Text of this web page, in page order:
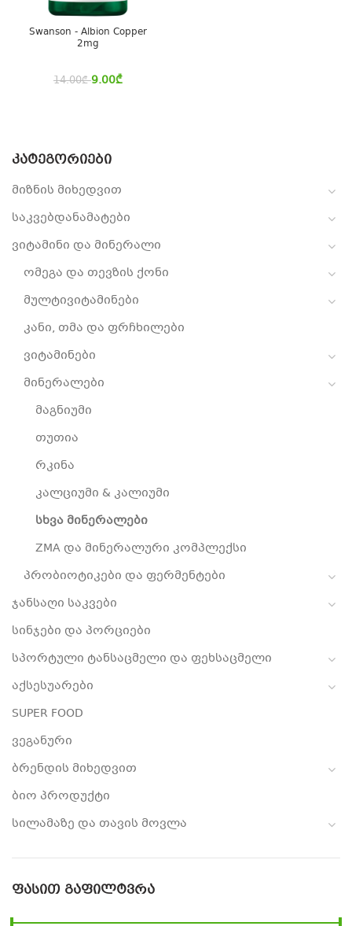
ᲙᲐᲢᲔᲒᲝᲠᲘᲔᲑᲘ
მიზნის მიხედვით
საკვებდანამატები
ვიტამინი და მინერალი
ომეგა და თევზის ქონი
მულტივიტამინები
კანი, თმა და ფრჩხილები
ვიტამინები
მინერალები
მაგნიუმი
თუთია
რკინა
კალციუმი & კალიუმი
სხვა მინერალები
ZMA და მინერალური კომპლექსი
პრობიოტიკები და ფერმენტები
ჯანსაღი საკვები
სინჯები და პორციები
სპორტული ტანსაცმელი და ფეხსაცმელი
აქსესუარები
SUPER FOOD
ვეგანური
ბრენდის მიხედვით
ბიო პროდუქტი
სილამაზე და თავის მოვლა
ᲤᲐᲡᲘᲗ ᲒᲐᲤᲘᲚᲢᲕᲠᲐ
Swanson - Albion Copper
2mg
14.00₾ 9.00₾